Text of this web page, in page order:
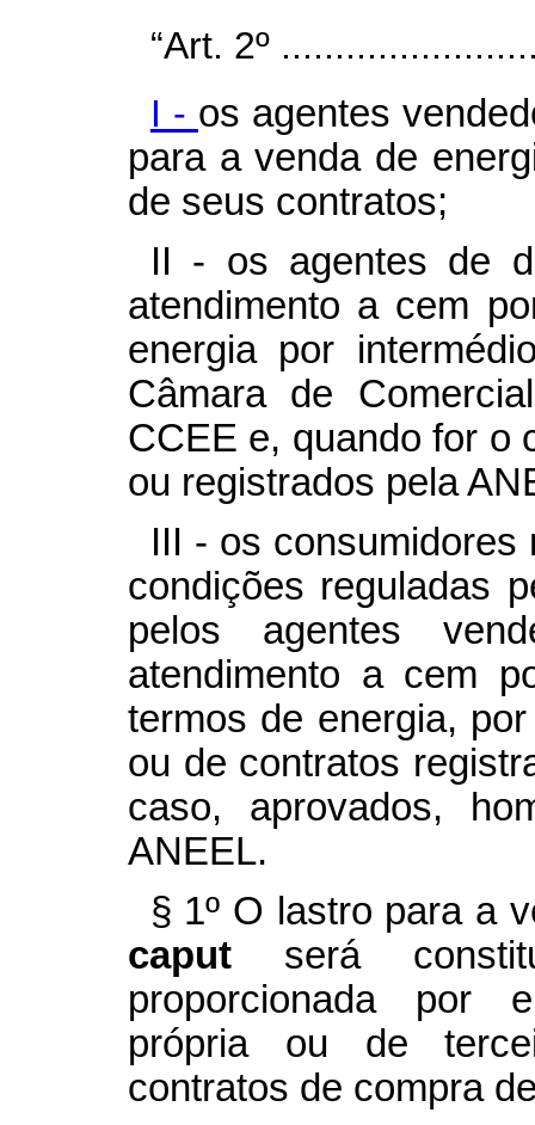
“Art. 2º
I - os agentes
para a venda de
de seus contratos;
II - os agentes de
atendimento a cem
energia por
Câmara de
CCEE e, quando for o
ou registrados pela
III - os consumidores
condições reguladas
pelos agentes
atendimento a cem
termos de energia,
ou de contratos
caso, aprovados,
ANEEL.
§ 1º O lastro para a
caput será
proporcionada por
própria ou de
contratos de compra